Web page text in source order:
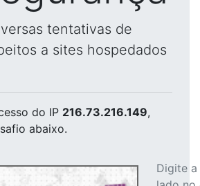
tentativas de
a sites hospedados
do IP 216.73.216.149,
abaixo.
Digite